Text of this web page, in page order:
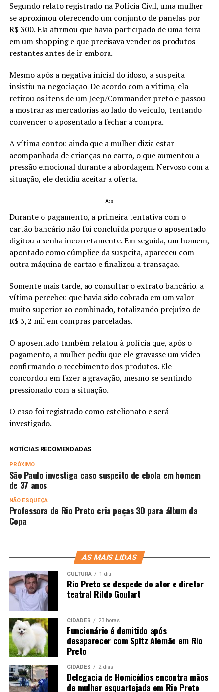
Segundo relato registrado na Polícia Civil, uma mulher
se aproximou oferecendo um conjunto de panelas por
R$ 300. Ela afirmou que havia participado de uma feira
em um shopping e que precisava vender os produtos
restantes antes de ir embora.
Mesmo após a negativa inicial do idoso, a suspeita
insistiu na negociação. De acordo com a vítima, ela
retirou os itens de um Jeep/Commander preto e passou
a mostrar as mercadorias ao lado do veículo, tentando
convencer o aposentado a fechar a compra.
A vítima contou ainda que a mulher dizia estar
acompanhada de crianças no carro, o que aumentou a
pressão emocional durante a abordagem. Nervoso com a
situação, ele decidiu aceitar a oferta.
Ads
Durante o pagamento, a primeira tentativa com o
cartão bancário não foi concluída porque o aposentado
digitou a senha incorretamente. Em seguida, um homem,
apontado como cúmplice da suspeita, apareceu com
outra máquina de cartão e finalizou a transação.
Somente mais tarde, ao consultar o extrato bancário, a
vítima percebeu que havia sido cobrada em um valor
muito superior ao combinado, totalizando prejuízo de
R$ 3,2 mil em compras parceladas.
O aposentado também relatou à polícia que, após o
pagamento, a mulher pediu que ele gravasse um vídeo
confirmando o recebimento dos produtos. Ele
concordou em fazer a gravação, mesmo se sentindo
pressionado com a situação.
O caso foi registrado como estelionato e será
investigado.
NOTÍCIAS RECOMENDADAS
PRÓXIMO
São Paulo investiga caso suspeito de ebola em homem
de 37 anos
NÃO ESQUEÇA
Professora de Rio Preto cria peças 3D para álbum da
Copa
AS MAIS LIDAS
CULTURA 1 dia
Rio Preto se despede do ator e diretor
teatral Rildo Goulart
CIDADES 23 horas
Funcionário é demitido após
desaparecer com Spitz Alemão em Rio
Preto
CIDADES 2 dias
Delegacia de Homicídios encontra mãos
de mulher esquartejada em Rio Preto